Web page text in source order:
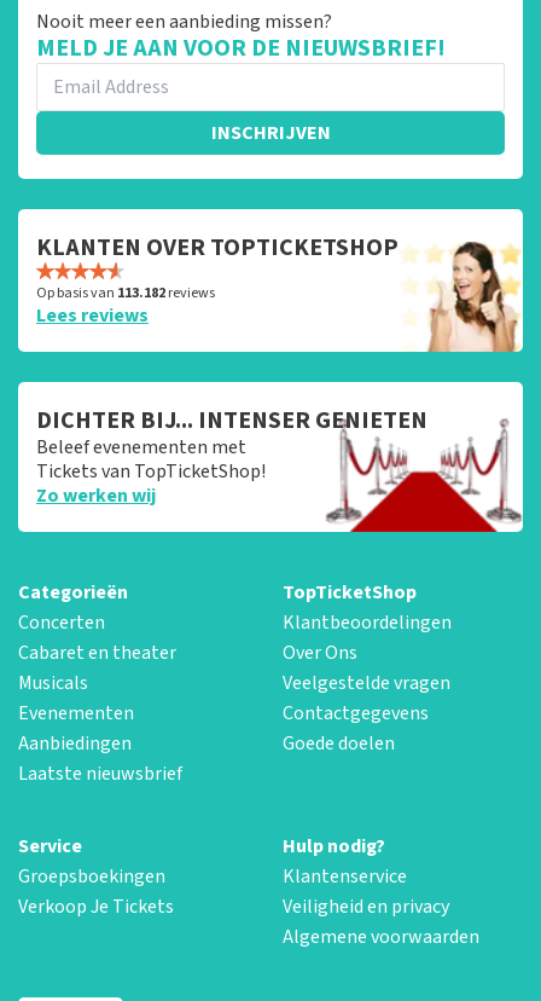
Nooit meer een aanbieding missen?
MELD JE AAN VOOR DE NIEUWSBRIEF!
INSCHRIJVEN
KLANTEN OVER TOPTICKETSHOP
Op basis van 113.182reviews
Lees reviews
DICHTER BIJ... INTENSER GENIETEN
Beleef evenementen met
Tickets van TopTicketShop!
Zo werken wij
Categorieën
Concerten
Cabaret en theater
Musicals
Evenementen
Aanbiedingen
Laatste nieuwsbrief
TopTicketShop
Klantbeoordelingen
Over Ons
Veelgestelde vragen
Contactgegevens
Goede doelen
Service
Groepsboekingen
Verkoop Je Tickets
Hulp nodig?
Klantenservice
Veiligheid en privacy
Algemene voorwaarden